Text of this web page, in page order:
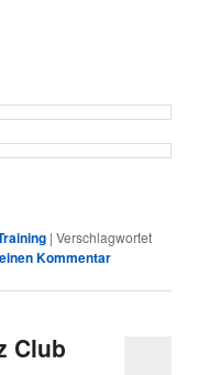
|Verschlagwortet
Kommentar
Club